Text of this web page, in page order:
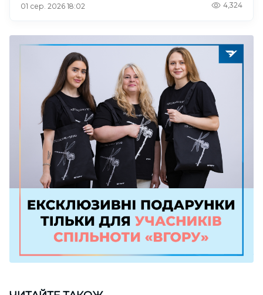
01 сер. 2026 18:02 4,324